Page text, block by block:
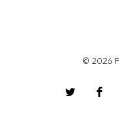
© 2026
twitter